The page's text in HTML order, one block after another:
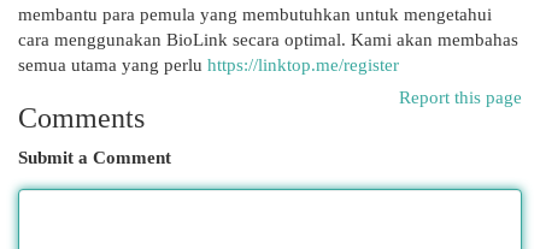
membantu para pemula yang membutuhkan untuk mengetahui
cara menggunakan BioLink secara optimal. Kami akan membahas
semua utama yang perlu https://linktop.me/register
Report this page
Comments
Submit a Comment